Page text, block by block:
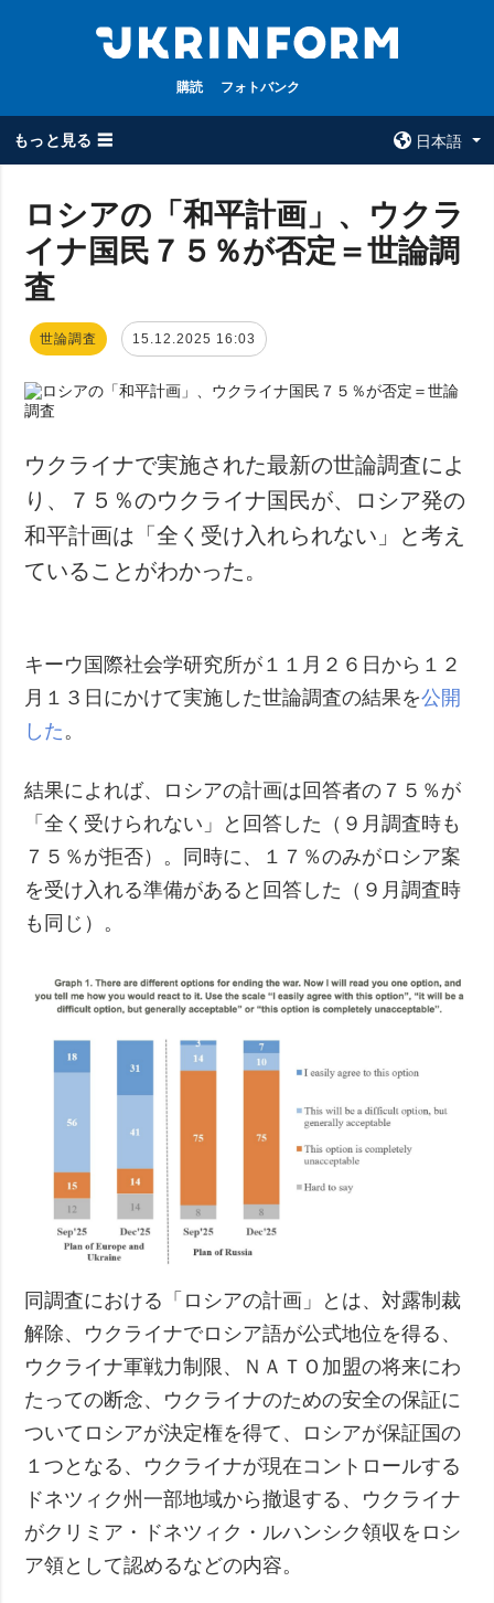
購読 フォトバンク
もっと見る ☰
日本語
全てのトピック
政治
経済・復興
社会・文化
スポーツ
犯罪
事故・緊急事態
ウクルインフォ
ルム
インタビュー
写真
動画
フォトバンク
ロシアの「和平計画」、ウクラ
イナ国民７５％が否定＝世論調
査
世論調査 15.12.2025 16:03
ウクライナで実施された最新の世論調査によ
り、７５％のウクライナ国民が、ロシア発の
和平計画は「全く受け入れられない」と考え
ていることがわかった。
キーウ国際社会学研究所が１１月２６日から１２
月１３日にかけて実施した世論調査の結果を公開
した 。
結果によれば、ロシアの計画は回答者の７５％が
「全く受けられない」と回答した（９月調査時も
７５％が拒否）。同時に、１７％のみがロシア案
を受け入れる準備があると回答した（９月調査時
も同じ）。
同調査における「ロシアの計画」とは、対露制裁
解除、ウクライナでロシア語が公式地位を得る、
ウクライナ軍戦力制限、ＮＡＴＯ加盟の将来にわ
たっての断念、ウクライナのための安全の保証に
ついてロシアが決定権を得て、ロシアが保証国の
１つとなる、ウクライナが現在コントロールする
ドネツィク州一部地域から撤退する、ウクライナ
がクリミア・ドネツィク・ルハンシク領収をロシ
ア領として認めるなどの内容。